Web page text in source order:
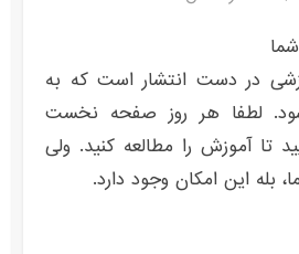
در دست انتشار است که به
لطفا هر روز صفحه نخست
تا آموزش را مطالعه کنید. ولی
بله این امکان وجود دارد.